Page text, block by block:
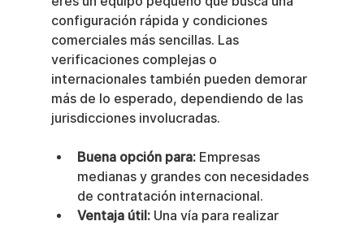
configuración rápida y condiciones
comerciales más sencillas. Las
verificaciones complejas o
internacionales también pueden demorar
más de lo esperado, dependiendo de las
jurisdicciones involucradas.
Buena opción para: Empresas
medianas y grandes con necesidades
de contratación internacional.
Ventaja útil: Una vía para realizar